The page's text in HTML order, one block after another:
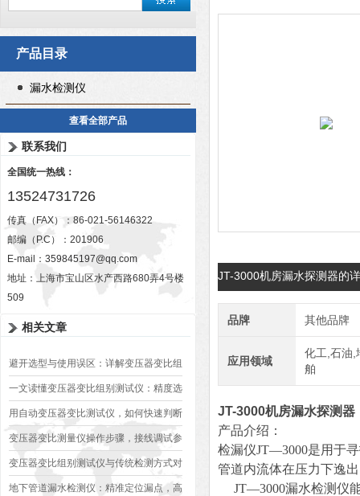
产品目录
漏水检测仪
查看全部产品
联系我们
全国统一热线：
13524731726
传真（FAX）：86-021-56146322
邮编（P.C）：201906
E-mail： 359845197@qq.com
地址：上海市宝山区水产西路680弄4号楼
509
相关文章
避开选型与使用误区：详解变压器变比组
别测试仪的日常校准方法、常见组别识别
异常排查方案
一文读懂变压器变比组别测试仪：精度选
型、接线规范、报告生成全流程标准化操
作指南
用自动变压器变比测试仪，如何快速判断
变压器是否合格？
变压器变比测量仪操作步骤，接线调试参
数设定变比测试数据保存使用教程
变压器变比组别测试仪与传统检测方式对
比：精度、速度与安全性深度分析
地下管道漏水检测仪：精准定位漏点，高
JT-3000机房漏水探测器的
品牌 其他品牌
应用领域
化工,石油,
舶
JT-3000机房漏水探测器
产品介绍：
检漏仪JT—3000是用于
管道内流体在压力下逸
JT—3000漏水检测仪